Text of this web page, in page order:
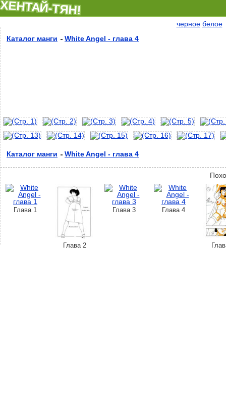
ХЕНТАЙ-ТЯН!
черное белое
Каталог манги
White Angel - глава 4
Каталог манги White Angel - глава 4
Глава 1
Глава 2
Глава 3 Глава 4